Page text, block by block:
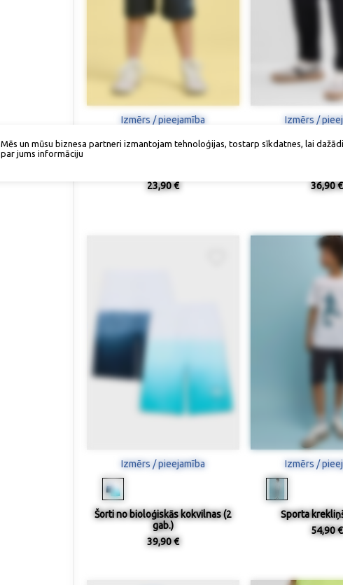
Izmērs / pieejamība
23,90 €
Izmērs /
36,90 €
Izmērs / pieejamība
Šorti no bioloģiskās kokvilnas (2
gab.)
39,90 €
Izmērs /
Sporta
54,90 €
Mēs un mūsu biznesa partneri izmantojam tehnoloģijas, tostarp sīkdatnes, lai
par jums informāciju